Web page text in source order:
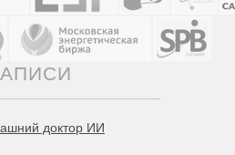
доктор ИИ